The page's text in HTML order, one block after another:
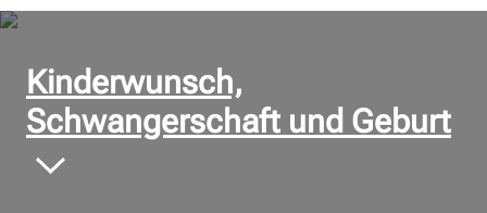
© Bildnachweis
Kinderwunsch,
Schwangerschaft und Geburt